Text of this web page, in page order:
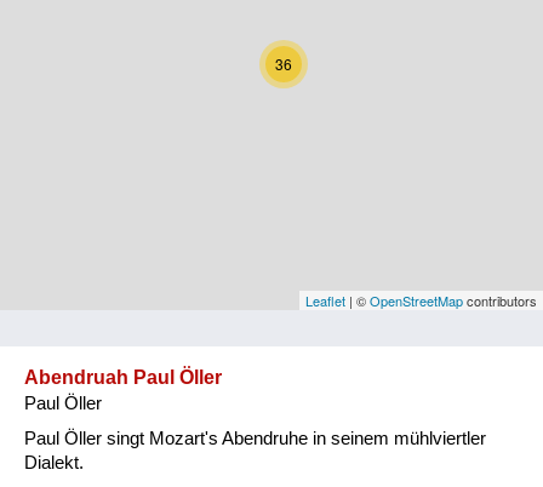
Niederösterreich
Oberösterreich
Vorarlberg
36
Leaflet | ©OpenStreetMapcontributors
Abendruah Paul Öller
Paul Öller
Paul Öller singt Mozart's Abendruhe in seinem mühlviertler
Dialekt.